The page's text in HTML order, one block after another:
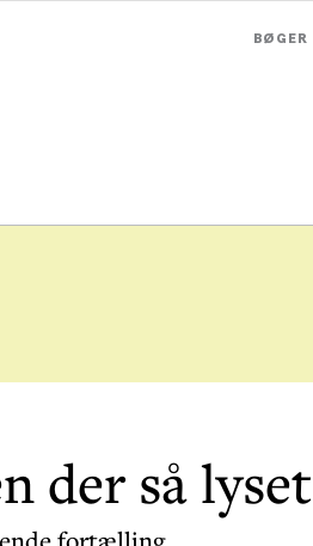
BØGER
der så lyset